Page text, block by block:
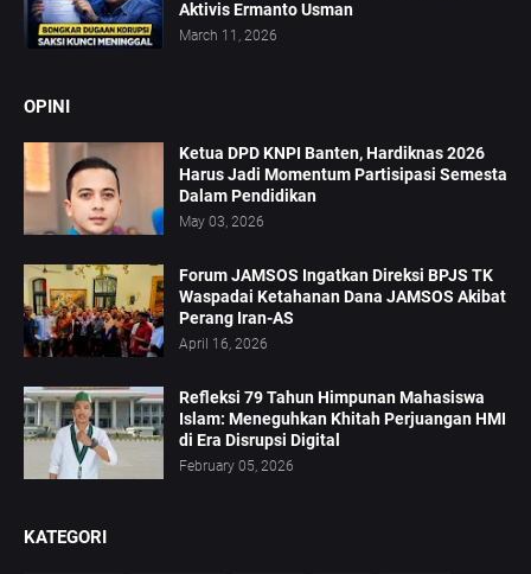
Aktivis Ermanto Usman
March 11, 2026
OPINI
Ketua DPD KNPI Banten, Hardiknas 2026
Harus Jadi Momentum Partisipasi Semesta
Dalam Pendidikan
May 03, 2026
Forum JAMSOS Ingatkan Direksi BPJS TK
Waspadai Ketahanan Dana JAMSOS Akibat
Perang Iran-AS
April 16, 2026
Refleksi 79 Tahun Himpunan Mahasiswa
Islam: Meneguhkan Khitah Perjuangan HMI
di Era Disrupsi Digital
February 05, 2026
KATEGORI